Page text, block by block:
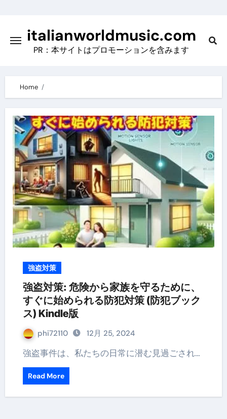
contentitalianworldmusic.com
PR：本サイトはプロモーションを含みます
Home
強盗対策
強盗対策: 危険から家族を守るために、
すぐに始められる防犯対策 (防犯ブック
ス) Kindle版
phi72110 12月 25, 2024
強盗事件は、私たちの日常に潜む見過ごされ…
Read More